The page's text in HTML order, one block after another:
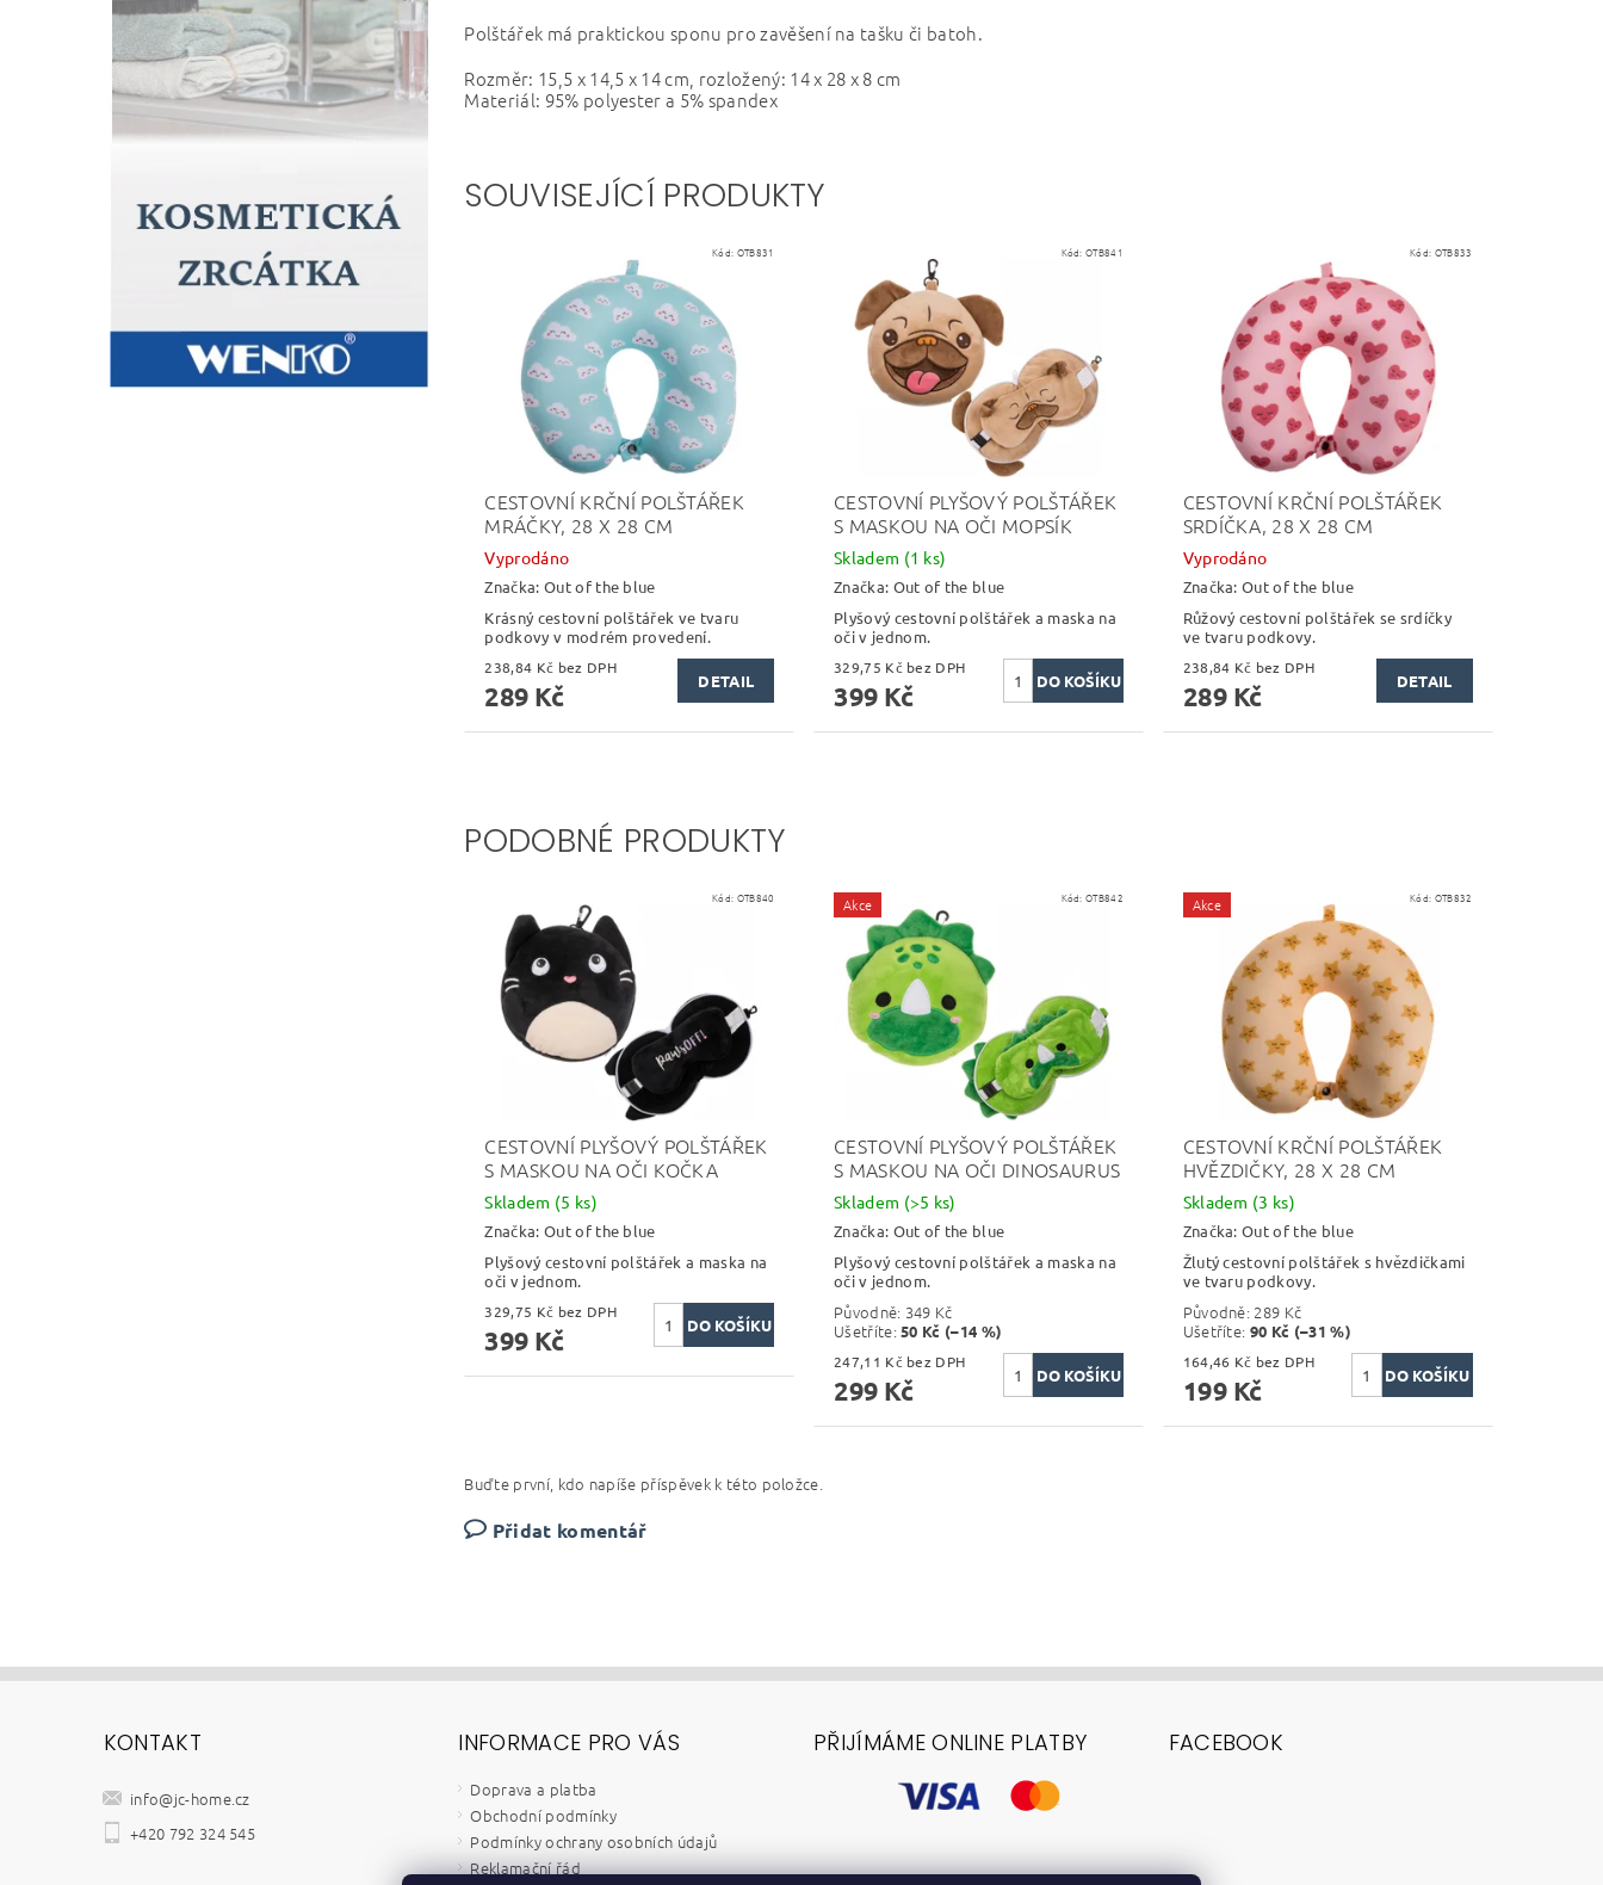
Polštářek má praktickou sponu pro zavěšení na tašku či batoh.
Rozměr: 15,5 x 14,5 x 14 cm, rozložený: 14 x 28 x 8 cm
Materiál: 95% polyester a 5% spandex
SOUVISEJÍCÍ PRODUKTY
Kód: OTB831
CESTOVNÍ KRČNÍ POLŠTÁŘEK
MRÁČKY, 28 X 28 CM
Vyprodáno
Značka: Out of the blue
Krásný cestovní polštářek ve tvaru
podkovy v modrém provedení.
238,84 Kč bez DPH
289 Kč DETAIL
Kód:OTB841
CESTOVNÍ PLYŠOVÝ POLŠTÁŘEK
S MASKOU NA OČI MOPSÍK
Skladem (1 ks)
Značka: Out of the blue
Plyšový cestovní polštářek a maska na
oči v jednom.
329,75 Kč bez DPH
399 Kč
Kód: OTB833
CESTOVNÍ KRČNÍ POLŠTÁŘEK
SRDÍČKA, 28 X 28 CM
Vyprodáno
Značka:Out of the blue
Růžový cestovní polštářek se srdíčky
ve tvaru podkovy.
238,84 Kč bez DPH
289 Kč DETAIL
PODOBNÉ PRODUKTY
Kód: OTB840
CESTOVNÍ PLYŠOVÝ POLŠTÁŘEK
S MASKOU NA OČI KOČKA
Skladem (5 ks)
Značka: Out of the blue
Plyšový cestovní polštářek a maska na
oči v jednom.
329,75 Kč bez DPH
399 Kč
Akce Kód:OTB842
CESTOVNÍ PLYŠOVÝ POLŠTÁŘEK
S MASKOU NA OČI DINOSAURUS
Skladem (>5 ks)
Značka: Out of the blue
Plyšový cestovní polštářek a maska na
oči v jednom.
Původně: 349 Kč
Ušetříte:50 Kč (–14 %)
247,11 Kč bez DPH
299 Kč
Akce Kód: OTB832
CESTOVNÍ KRČNÍ POLŠTÁŘEK
HVĚZDIČKY, 28 X 28 CM
Skladem (3 ks)
Značka:Out of the blue
Žlutý cestovní polštářek s hvězdičkami
ve tvaru podkovy.
Původně: 289 Kč
Ušetříte: 90 Kč (–31 %)
164,46 Kč bez DPH
199 Kč
Buďte první, kdo napíše příspěvek k této položce.
Přidat komentář
KONTAKT
info@jc-home.cz
+420 792 324 545
INFORMACE PRO VÁS
Doprava a platba
Obchodní podmínky
Podmínky ochrany osobních údajů
Reklamační řád
PŘIJÍMÁME ONLINE PLATBY FACEBOOK